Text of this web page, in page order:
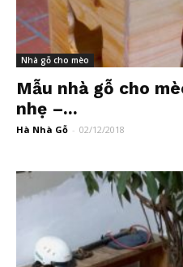
Nhà gỗ cho mèo
Mẫu nhà gỗ cho
nhẹ –...
Hà Nhà Gỗ - 02/12/2018